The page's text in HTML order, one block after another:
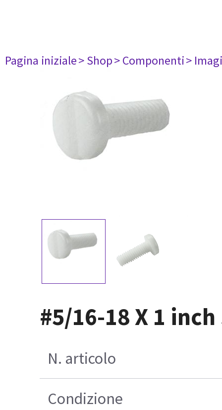
Pagina iniziale> Shop> Componenti>
#5/16-18 X 1
N. articolo
Condizione